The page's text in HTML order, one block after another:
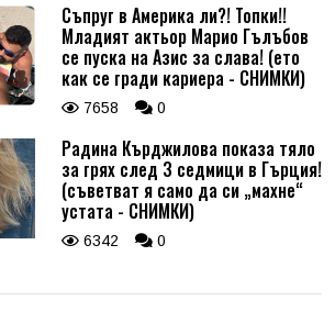
Съпруг в Америка ли?! Топки!!
Младият актьор Марио Гълъбов
се пуска на Азис за слава! (ето
как се гради кариера - СНИМКИ)
7658 0
Радина Кърджилова показа тяло
за грях след 3 седмици в Гърция!
(съветват я само да си „махне“
устата - СНИМКИ)
6342 0